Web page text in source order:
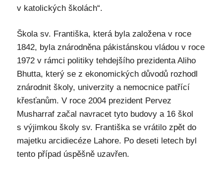
v katolických školách“.
Škola sv. Františka, která byla založena v roce
1842, byla znárodněna pákistánskou vládou v roce
1972 v rámci politiky tehdejšího prezidenta Aliho
Bhutta, který se z ekonomických důvodů rozhodl
znárodnit školy, univerzity a nemocnice patřící
křesťanům. V roce 2004 prezident Pervez
Musharraf začal navracet tyto budovy a 16 škol
s výjimkou školy sv. Františka se vrátilo zpět do
majetku arcidiecéze Lahore. Po deseti letech byl
tento případ úspěšně uzavřen.